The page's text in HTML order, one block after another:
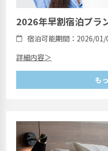
2026年早割宿泊プラ
宿泊可能期間：2026/
詳細内容＞
も